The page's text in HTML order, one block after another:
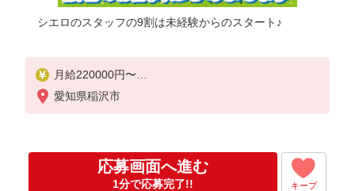
シエロのスタッフの9割は未経験からのスタート♪
月給220000円〜
別途：［1］資格手当（最大13万） ［2］交通費 ［
3］賞与あり
゜+゜・。○。・゜+゜・。○。・゜+゜
入社祝い金10万円支給(規定有)
愛知県稲沢市
応募画面へ進む
1分で応募完了!! キープ